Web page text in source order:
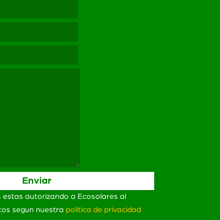
estas autorizando a Ecosolares al
segun nuestra politica de privacidad